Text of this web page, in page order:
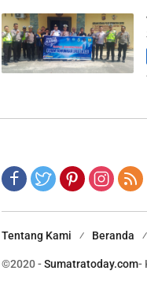
Tentang Kami Beranda
©2020 -Sumatratoday.com-